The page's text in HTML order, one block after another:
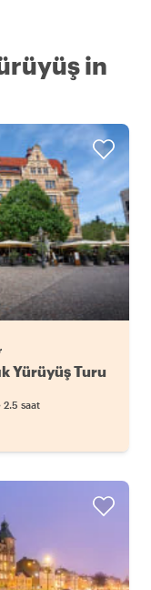
in
Yürüyüş Turu
2.5 saat